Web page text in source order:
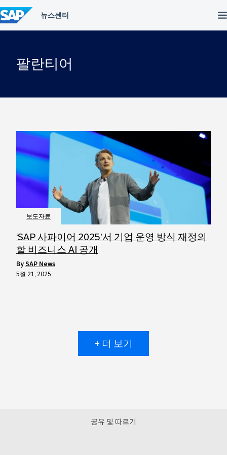
텐
츠
건
팔란티어
보도자료
‘SAP 사파이어 2025’서 기업 운영 방식 재정의
할 비즈니스 AI 공개
by SAP News
5월 21, 2025
+ 더 보기
공유 및 따르기